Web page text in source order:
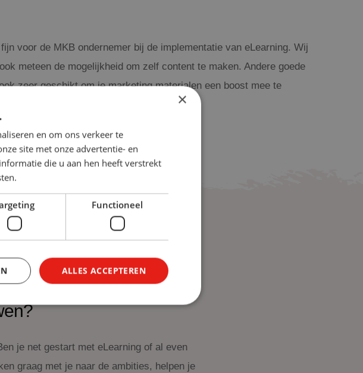
voor de MKB ondernemer bij de implementatie van eLearning. Wij
meteen de mogelijkheid om zelf content te maken. Andere goede
zeer geschikt om je marketing materialen een boost mee te
of het juist
je net gestart met eLearning of al even
graag met je naar de ambities, helpen je
×
en om ons verkeer te
site met onze advertentie- en
die u aan hen heeft verstrekt
Functioneel
ALLES ACCEPTEREN